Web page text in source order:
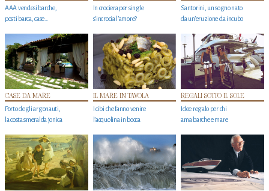
AAA vendesi barche,
posti barca, case…
In crociera per single
s'incrocia l’amore?
Santorini, un sogno nato
da un’eruzione da incubo
CASE DA MARE
Porto degli argonauti,
la costa smeralda jonica
IL MARE IN TAVOLA
I cibi che fanno venire
l’acquolina in bocca
REGALI SOTTO IL SOLE
Idee regalo per chi
ama barche e mare